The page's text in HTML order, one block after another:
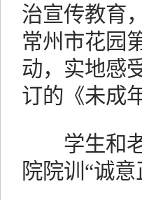
治宣传教育
常州市花园
动，实地感
订的《未成
学生和老
院院训“诚